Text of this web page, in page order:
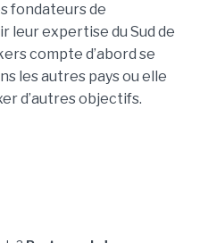
fondateurs de
leur expertise du Sud de
compte d’abord se
les autres pays ou elle
d’autres objectifs.